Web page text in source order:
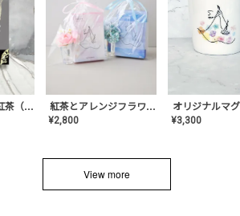
オリジナル高級紅茶（TIME/タイム）【ギフト/プチギフト/プレゼント/内祝い/結婚式/オリジナル配合/高品質/ハーブティー/茶葉/記念日/お返し/手土産/美容/おしゃれ】 紅茶とアレンジフラワーのセット
¥2,800 ¥3,300
View more